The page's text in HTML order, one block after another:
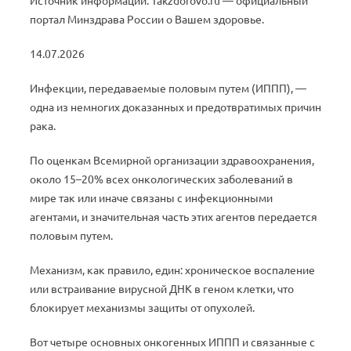
портал Минздрава России о Вашем здоровье.
14.07.2026
Инфекции, передаваемые половым путем (ИППП), —
одна из немногих доказанных и предотвратимых причин
рака.
По оценкам Всемирной организации здравоохранения,
около 15–20% всех онкологических заболеваний в
мире так или иначе связаны с инфекционными
агентами, и значительная часть этих агентов передается
половым путем.
Механизм, как правило, един: хроническое воспаление
или встраивание вирусной ДНК в геном клетки, что
блокирует механизмы защиты от опухолей.
Вот четыре основных онкогенных ИППП и связанные с